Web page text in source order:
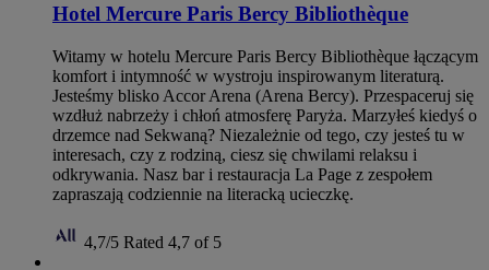
Hotel Mercure Paris Bercy Bibliothèque
Witamy w hotelu Mercure Paris Bercy Bibliothèque łączącym
komfort i intymność w wystroju inspirowanym literaturą.
Jesteśmy blisko Accor Arena (Arena Bercy). Przespaceruj się
wzdłuż nabrzeży i chłoń atmosferę Paryża. Marzyłeś kiedyś o
drzemce nad Sekwaną? Niezależnie od tego, czy jesteś tu w
interesach, czy z rodziną, ciesz się chwilami relaksu i
odkrywania. Nasz bar i restauracja La Page z zespołem
zapraszają codziennie na literacką ucieczkę.
4,7/5 Rated 4,7 of 5